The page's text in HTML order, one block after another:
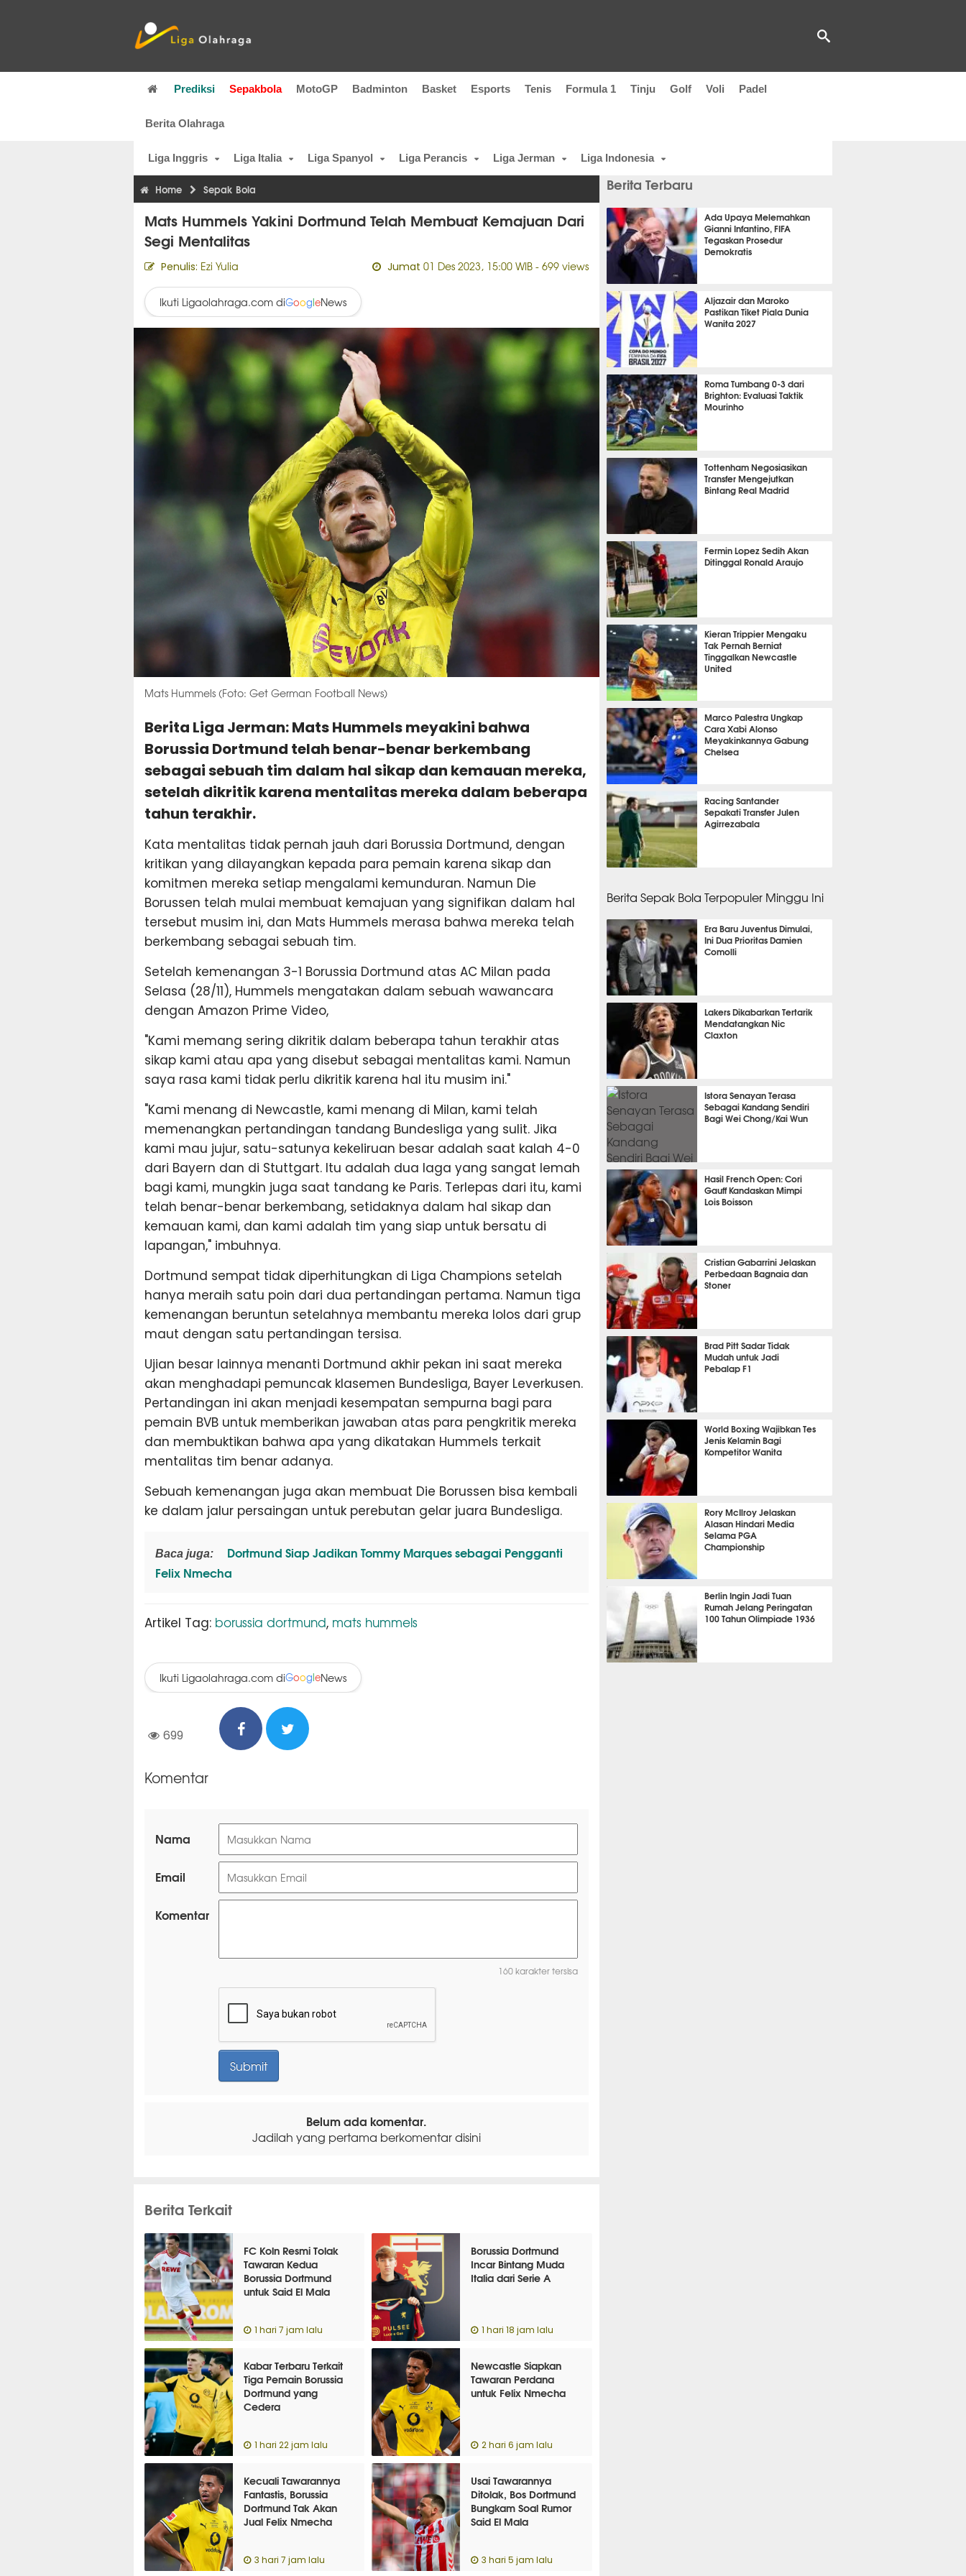
Prediksi Sepakbola MotoGP Badminton Basket Esports Tenis Formula 1 Tinju Golf Voli Padel
Berita Olahraga
Liga Inggris Liga Italia Liga Spanyol Liga Perancis Liga Jerman Liga Indonesia
Home Sepak Bola
Mats Hummels Yakini Dortmund Telah Membuat Kemajuan Dari
Segi Mentalitas
Penulis: Ezi Yulia Jumat 01 Des 2023, 15:00 WIB- 699 views
Ikuti Ligaolahraga.com diGoogleNews
Mats Hummels (Foto: Get German Football News)
Berita Liga Jerman: Mats Hummels meyakini bahwa
Borussia Dortmund telah benar-benar berkembang
sebagai sebuah tim dalam hal sikap dan kemauan mereka,
setelah dikritik karena mentalitas mereka dalam beberapa
tahun terakhir.
Kata mentalitas tidak pernah jauh dari Borussia Dortmund, dengan
kritikan yang dilayangkan kepada para pemain karena sikap dan
komitmen mereka setiap mengalami kemunduran. Namun Die
Borussen telah mulai membuat kemajuan yang signifikan dalam hal
tersebut musim ini, dan Mats Hummels merasa bahwa mereka telah
berkembang sebagai sebuah tim.
Setelah kemenangan 3-1 Borussia Dortmund atas AC Milan pada
Selasa (28/11), Hummels mengatakan dalam sebuah wawancara
dengan Amazon Prime Video,
"Kami memang sering dikritik dalam beberapa tahun terakhir atas
sikap kami atau apa yang disebut sebagai mentalitas kami. Namun
saya rasa kami tidak perlu dikritik karena hal itu musim ini."
"Kami menang di Newcastle, kami menang di Milan, kami telah
memenangkan pertandingan tandang Bundesliga yang sulit. Jika
kami mau jujur, satu-satunya kekeliruan besar adalah saat kalah 4-0
dari Bayern dan di Stuttgart. Itu adalah dua laga yang sangat lemah
bagi kami, mungkin juga saat tandang ke Paris. Terlepas dari itu, kami
telah benar-benar berkembang, setidaknya dalam hal sikap dan
kemauan kami, dan kami adalah tim yang siap untuk bersatu di
lapangan," imbuhnya.
Dortmund sempat tidak diperhitungkan di Liga Champions setelah
hanya meraih satu poin dari dua pertandingan pertama. Namun tiga
kemenangan beruntun setelahnya membantu mereka lolos dari grup
maut dengan satu pertandingan tersisa.
Ujian besar lainnya menanti Dortmund akhir pekan ini saat mereka
akan menghadapi pemuncak klasemen Bundesliga, Bayer Leverkusen.
Pertandingan ini akan menjadi kesempatan sempurna bagi para
pemain BVB untuk memberikan jawaban atas para pengkritik mereka
dan membuktikan bahwa apa yang dikatakan Hummels terkait
mentalitas tim benar adanya.
Sebuah kemenangan juga akan membuat Die Borussen bisa kembali
ke dalam jalur persaingan untuk perebutan gelar juara Bundesliga.
Baca juga:
Dortmund Siap Jadikan Tommy Marques sebagai Pengganti
Felix Nmecha
Artikel Tag: borussia dortmund, mats hummels
Ikuti Ligaolahraga.com diGoogleNews
699
Komentar
Nama
Email
Komentar
160 karakter tersisa
Belum ada komentar.
Jadilah yang pertama berkomentar disini
Berita Terkait
FC Koln Resmi Tolak
Tawaran Kedua
Borussia Dortmund
untuk Said El Mala
1 hari 7 jam lalu
Borussia Dortmund
Incar Bintang Muda
Italia dari Serie A
1 hari 18 jam lalu
Kabar Terbaru Terkait
Tiga Pemain Borussia
Dortmund yang
Cedera
1 hari 22 jam lalu
Newcastle Siapkan
Tawaran Perdana
untuk Felix Nmecha
2 hari 6 jam lalu
Kecuali Tawarannya
Fantastis, Borussia
Dortmund Tak Akan
Jual Felix Nmecha
3 hari 7 jam lalu
Usai Tawarannya
Ditolak, Bos Dortmund
Bungkam Soal Rumor
Said El Mala
3 hari 5 jam lalu
Berita Terbaru
Ada Upaya Melemahkan
Gianni Infantino, FIFA
Tegaskan Prosedur
Demokratis
1 menit 30 detik lalu
Aljazair dan Maroko
Pastikan Tiket Piala Dunia
Wanita 2027
8 menit 25 detik lalu
Roma Tumbang 0-3 dari
Brighton: Evaluasi Taktik
Mourinho
8 menit 58 detik lalu
Tottenham Negosiasikan
Transfer Mengejutkan
Bintang Real Madrid
26 menit 55 detik lalu
Fermin Lopez Sedih Akan
Ditinggal Ronald Araujo
30 menit 28 detik lalu
Kieran Trippier Mengaku
Tak Pernah Berniat
Tinggalkan Newcastle
United
53 menit 23 detik lalu
Marco Palestra Ungkap
Cara Xabi Alonso
Meyakinkannya Gabung
Chelsea
Racing Santander
Sepakati Transfer Julen
Agirrezabala
Berita Sepak Bola Terpopuler Minggu Ini
Era Baru Juventus Dimulai,
Ini Dua Prioritas Damien
Comolli
SEPAK BOLA
Lakers Dikabarkan Tertarik
Mendatangkan Nic
Claxton
BASKET
Istora Senayan Terasa
Sebagai Kandang Sendiri
Bagi Wei Chong/Kai Wun
BADMINTON
Hasil French Open: Cori
Gauff Kandaskan Mimpi
Lois Boisson
Cristian Gabarrini Jelaskan
Perbedaan Bagnaia dan
Stoner
MOTOGP
Brad Pitt Sadar Tidak
Mudah untuk Jadi
Pebalap F1
F1
World Boxing Wajibkan Tes
Jenis Kelamin Bagi
Kompetitor Wanita
TINJU
Rory McIlroy Jelaskan
Alasan Hindari Media
Selama PGA
Championship
Berlin Ingin Jadi Tuan
Rumah Jelang Peringatan
100 Tahun Olimpiade 1936